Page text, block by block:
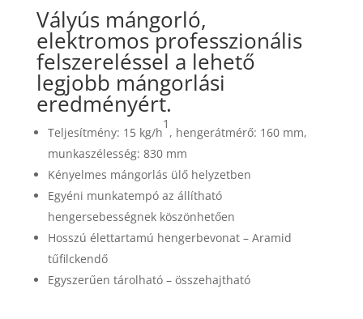
Vályús mángorló,
elektromosprofesszionális
felszereléssel a lehető
legjobb mángorlási
eredményért.
Teljesítmény: 15 kg/h
1
, hengerátmérő: 160 mm,
munkaszélesség: 830 mm
Kényelmes mángorlás ülő helyzetben
Egyéni munkatempó az állítható
hengersebességnek köszönhetően
Hosszú élettartamú hengerbevonat – Aramid
tűfilckendő
Egyszerűen tárolható – összehajtható